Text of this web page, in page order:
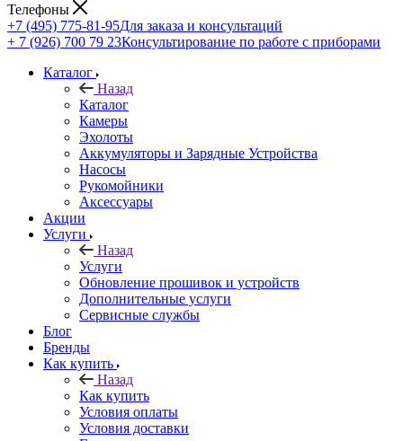
Телефоны
+7 (495) 775-81-95Для заказа и консультаций
+ 7 (926) 700 79 23Консультирование по работе с приборами
Каталог
Назад
Каталог
Камеры
Эхолоты
Аккумуляторы и Зарядные Устройства
Насосы
Рукомойники
Аксессуары
Акции
Услуги
Назад
Услуги
Обновление прошивок и устройств
Дополнительные услуги
Сервисные службы
Блог
Бренды
Как купить
Назад
Как купить
Условия оплаты
Условия доставки